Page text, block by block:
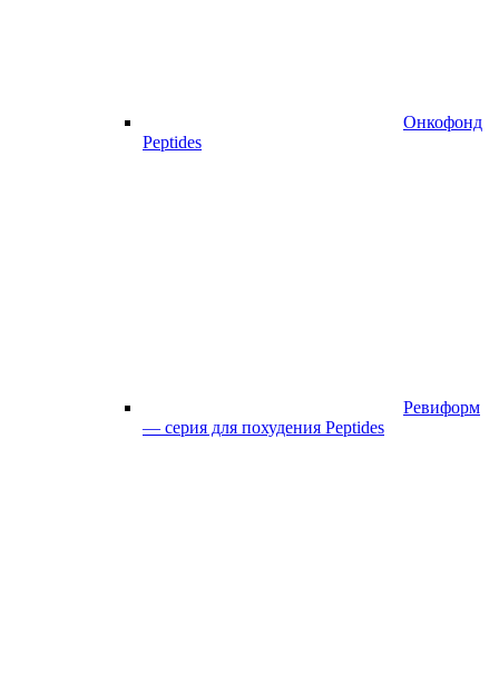
Онкофонд
Peptides
Ревиформ
— серия для похудения Peptides